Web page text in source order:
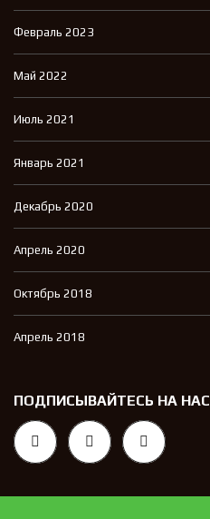
Февраль 2023
Май 2022
Июль 2021
Январь 2021
Декабрь 2020
Апрель 2020
Октябрь 2018
Апрель 2018
ПОДПИСЫВАЙТЕСЬ НА НАС